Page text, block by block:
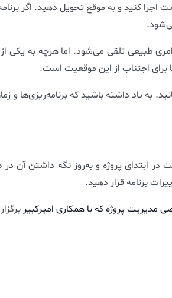
کنید و به موقع تحویل دهید. اگر
طبیعی تلقی می‌شود. اما هرچه به
برای اجتناب از این موقعیت است.
به یاد داشته باشید که برنامه‌ریزی‌ها و
ابتدای پروژه و به‌روز نگه داشتن آن در
برنامه قرار دهید.
مدیریت پروژه که با همکاری امیرکبیر